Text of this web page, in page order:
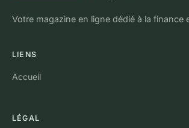
Votre magazine en ligne dédié à la finance
LIENS
Accueil
LÉGAL